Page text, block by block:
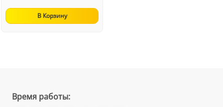
В Корзину
Время работы: